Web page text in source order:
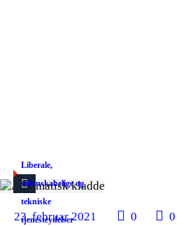
Liberale,
videnskabelige og
tekniske
tjenesteydelser
23. februar 2021 0 0